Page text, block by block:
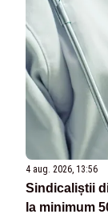
4 aug. 2026, 13:56
Sindicaliștii
la minimum